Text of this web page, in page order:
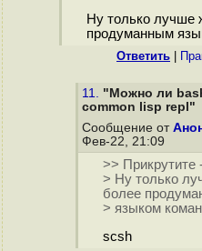
Ну только лучше
продуманным
Ответить
11. "Можно ли
common lisp repl"
Сообщение от
Фев-22, 21:09
>> Прикрутите
> Ну только
более
> языком
scsh